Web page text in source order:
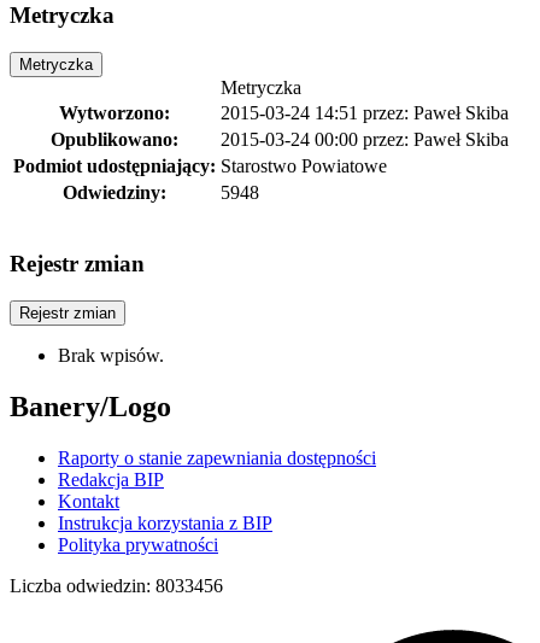
Metryczka
Metryczka
Metryczka
Wytworzono:
2015-03-24 14:51 przez: Paweł Skiba
Opublikowano:
2015-03-24 00:00 przez: Paweł Skiba
Podmiot udostępniający: Starostwo Powiatowe
Odwiedziny:
5948
Rejestr zmian
Rejestr zmian
Brak wpisów.
Banery/Logo
Raporty o stanie zapewniania dostępności
Redakcja BIP
Kontakt
Instrukcja korzystania z BIP
Polityka prywatności
Liczba odwiedzin: 8033456